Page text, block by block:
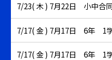
7/23( 木 ) 7月22日 小中合
7/17( 金 ) 7月17日 6年 1
7/17( 金 ) 7月17日 6年 1